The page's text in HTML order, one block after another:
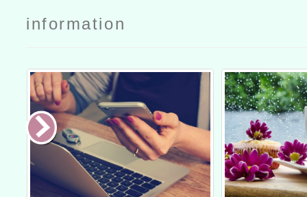
information